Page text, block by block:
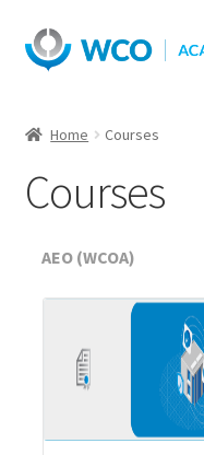
Skip
to
Skip
to
Home Courses
Courses
AEO (WCOA)